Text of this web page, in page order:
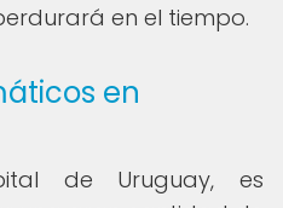
en el tiempo.
en
de Uruguay, es